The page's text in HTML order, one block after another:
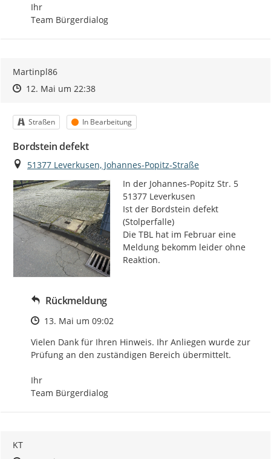
Ihr
Team Bürgerdialog
Martinpl86
Zeitpunkt des Erstellens
Zeitpunkt des Erstellens
12. Mai um 22:38Zur Äußerung
Kategorie
Straßen Status
In Bearbeitung
Bordstein defekt
Ort
51377 Leverkusen, Johannes-Popitz-Straße
In der Johannes-Popitz Str. 5
51377 Leverkusen
Ist der Bordstein defekt
(Stolperfalle)
Die TBL hat im Februar eine
Meldung bekomm leider ohne
Reaktion.
Rückmeldung
Zeitpunkt des Erstellens
13. Mai um 09:02
Vielen Dank für Ihren Hinweis. Ihr Anliegen wurde zur
Prüfung an den zuständigen Bereich übermittelt.
Ihr
Team Bürgerdialog
KT